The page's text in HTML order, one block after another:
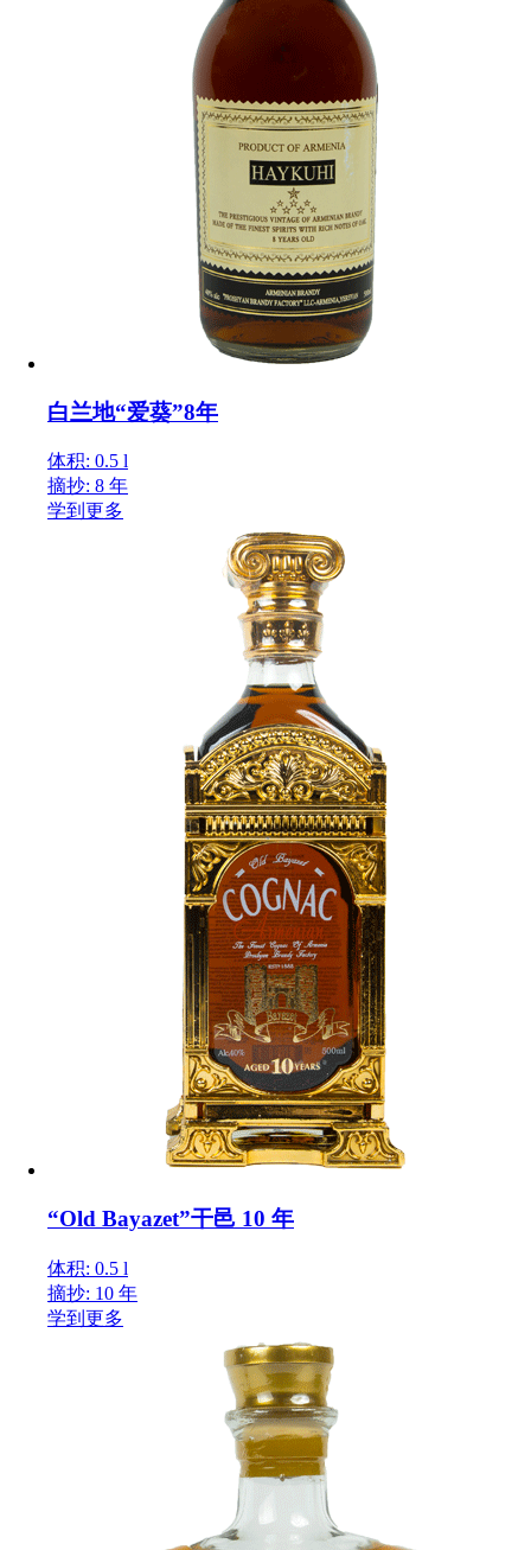
白兰地“爱葵”8年
体积: 0.5 l
摘抄: 8 年
学到更多
“Old Bayazet”干邑 10 年
体积: 0.5 l
摘抄: 10 年
学到更多